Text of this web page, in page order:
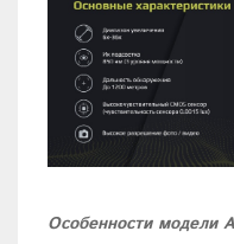
Особенности модели